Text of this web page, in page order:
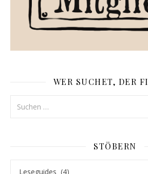
WER SUCHET, DER
STÖBERN